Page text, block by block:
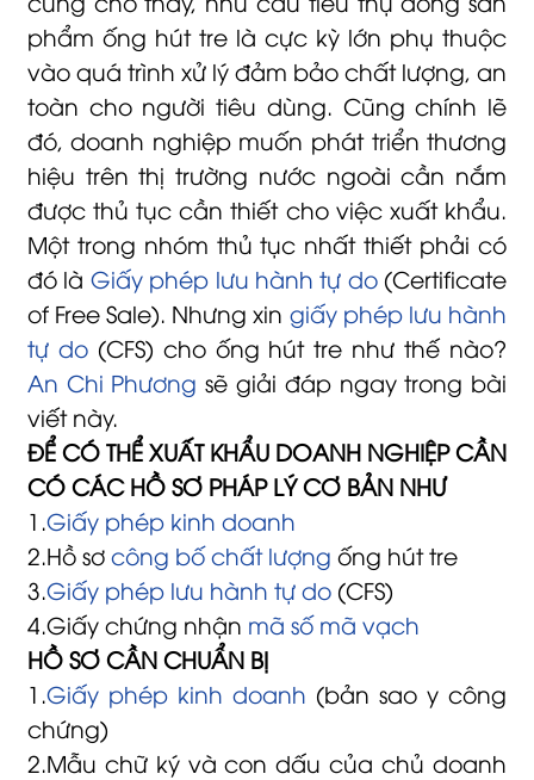
phẩm ống hút tre là cực kỳ lớn phụ thuộc
vào quá trình xử lý đảm bảo chất lượng, an
toàn cho người tiêu dùng. Cũng chính lẽ
đó, doanh nghiệp muốn phát triển thương
hiệu trên thị trường nước ngoài cần nắm
được thủ tục cần thiết cho việc xuất khẩu.
Một trong nhóm thủ tục nhất thiết phải có
đó là Giấy phép lưu hành tự do(Certificate
of Free Sale). Nhưng xin giấy phép lưu hành
tự do(CFS) cho ống hút tre như thế nào?
An Chi Phương sẽ giải đáp ngay trong bài
viết này.
ĐỂ CÓ THỂ XUẤT KHẨU DOANH NGHIỆP CẦN
CÓ CÁC HỒ SƠ PHÁP LÝ CƠ BẢN NHƯ
1.Giấy phép kinh doanh
2.Hồ sơcông bố chất lượng ống hút tre
3.Giấy phép lưu hành tự do(CFS)
4.Giấy chứng nhận mã số mã vạch
HỒ SƠ CẦN CHUẨN BỊ
1.Giấy phép kinh doanh (bản sao y công
chứng)
2.Mẫu chữ ký và con dấu của chủ doanh